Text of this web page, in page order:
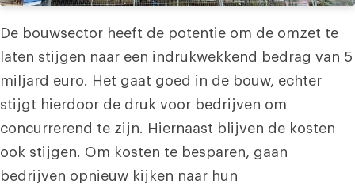
De bouwsector heeft de potentie om de omzet te
laten stijgen naar een indrukwekkend bedrag van 5
miljard euro. Het gaat goed in de bouw, echter
stijgt hierdoor de druk voor bedrijven om
concurrerend te zijn. Hiernaast blijven de kosten
ook stijgen. Om kosten te besparen, gaan
bedrijven opnieuw kijken naar hun